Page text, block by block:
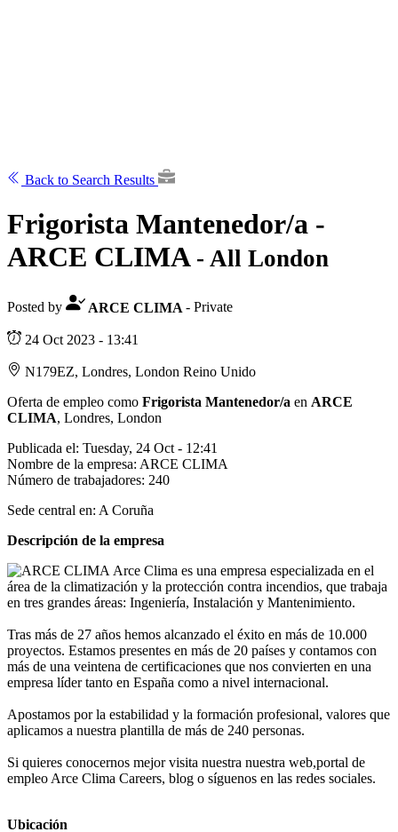
Back to Search Results
Frigorista Mantenedor/a -
ARCE CLIMA - All London
Posted by ARCE CLIMA- Private
24 Oct 2023 - 13:41
N179EZ, Londres, London Reino Unido
Oferta de empleo como Frigorista Mantenedor/a en ARCE
CLIMA, Londres, London
Publicada el: Tuesday, 24 Oct - 12:41
Nombre de la empresa: ARCE CLIMA
Número de trabajadores: 240
Sede central en: A Coruña
Descripción de la empresa
Arce Clima es una empresa especializada en el
área de la climatización y la protección contra incendios, que trabaja
en tres grandes áreas: Ingeniería, Instalación y Mantenimiento.
Tras más de 27 años hemos alcanzado el éxito en más de 10.000
proyectos. Estamos presentes en más de 20 países y contamos con
más de una veintena de certificaciones que nos convierten en una
empresa líder tanto en España como a nivel internacional.
Apostamos por la estabilidad y la formación profesional, valores que
aplicamos a nuestra plantilla de más de 240 personas.
Si quieres conocernos mejor visita nuestra nuestra web,portal de
empleo Arce Clima Careers, blog o síguenos en las redes sociales.
Ubicación